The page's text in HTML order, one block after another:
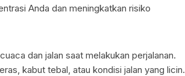
Anda dan meningkatkan risiko
dan jalan saat melakukan perjalanan.
kabut tebal, atau kondisi jalan yang licin.